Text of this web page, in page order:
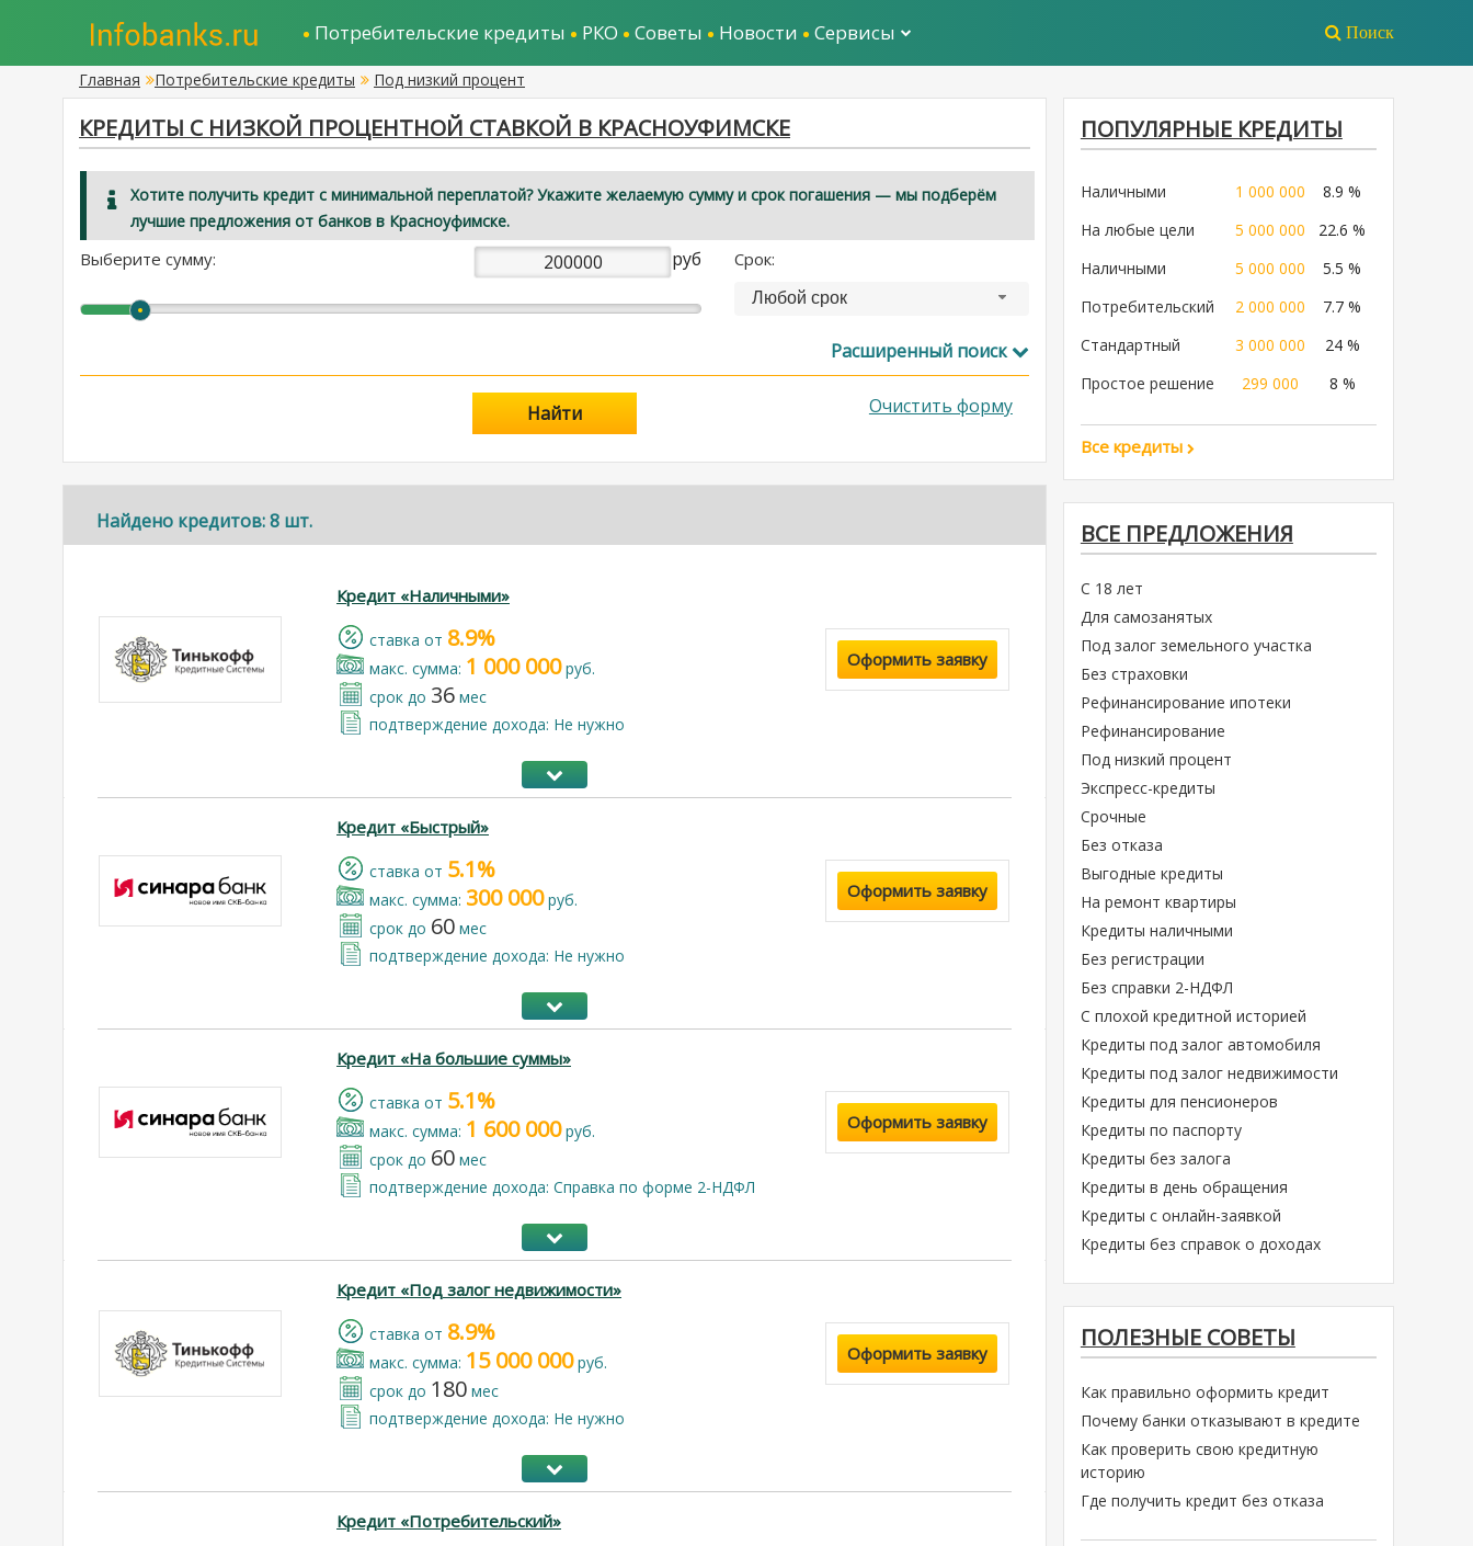
Потребительские кредиты РКО Советы Новости Сервисы Поиск
Главная Потребительские кредиты Под низкий процент
КРЕДИТЫ С НИЗКОЙ ПРОЦЕНТНОЙ СТАВКОЙ В КРАСНОУФИМСКЕ
Хотите получить кредит с минимальной переплатой? Укажите желаемую сумму и срок погашения — мы подберём
лучшие предложения от банков в Красноуфимске.
Выберите сумму: руб Срок:
Любой срок
Расширенный поиск
Очистить форму
Найти
Найдено кредитов: 8 шт.
Кредит «Наличными»
cтавка от 8.9%
макс. сумма: 1 000 000руб.
срок до 36 мес
подтверждение дохода: Не нужно
Оформить заявку
Кредит «Быстрый»
cтавка от 5.1%
макс. сумма: 300 000руб.
срок до 60 мес
подтверждение дохода: Не нужно
Оформить заявку
Кредит «На большие суммы»
cтавка от 5.1%
макс. сумма: 1 600 000руб.
срок до 60 мес
подтверждение дохода: Справка по форме 2-НДФЛ
Оформить заявку
Кредит «Под залог недвижимости»
cтавка от 8.9%
макс. сумма: 15 000 000руб.
срок до 180 мес
подтверждение дохода: Не нужно
Оформить заявку
Кредит «Потребительский»
ПОПУЛЯРНЫЕ КРЕДИТЫ
Наличными 1 000 000
8.9 %
На любые цели
5 000 000
22.6 %
Наличными
5 000 000
5.5 %
Потребительский
2 000 000
7.7 %
Стандартный
3 000 000
24 %
Простое решение
299 000 8 %
Все кредиты
ВСЕ ПРЕДЛОЖЕНИЯ
С 18 лет
Для самозанятых
Под залог земельного участка
Без страховки
Рефинансирование ипотеки
Рефинансирование
Под низкий процент
Экспресс-кредиты
Срочные
Без отказа
Выгодные кредиты
На ремонт квартиры
Кредиты наличными
Без регистрации
Без справки 2-НДФЛ
С плохой кредитной историей
Кредиты под залог автомобиля
Кредиты под залог недвижимости
Кредиты для пенсионеров
Кредиты по паспорту
Кредиты без залога
Кредиты в день обращения
Кредиты с онлайн-заявкой
Кредиты без справок о доходах
ПОЛЕЗНЫЕ СОВЕТЫ
Как правильно оформить кредит
Почему банки отказывают в кредите
Как проверить свою кредитную
историю
Где получить кредит без отказа